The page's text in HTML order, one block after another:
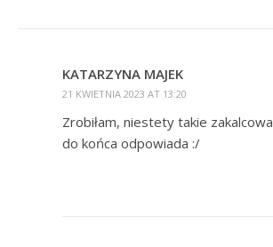
KATARZYNA MAJEK
21 KWIETNIA 2023 AT 13:20
Zrobiłam, niestety takie
do końca odpowiada :/